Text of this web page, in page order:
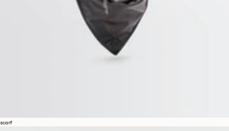
scarf